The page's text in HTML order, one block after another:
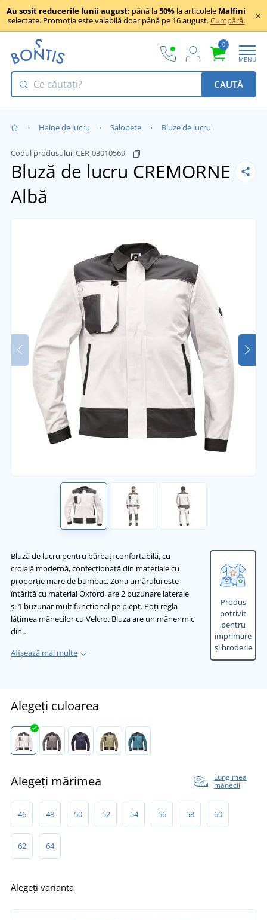
Au sosit reducerile lunii august: până la50% la articolele Malfini
selectate. Promoția este valabilă doar până pe 16 august.Cumpără.
0
MENU
CAUTĂ
Haine de lucru Salopete Bluze de lucru
Codul produsului:CER-03010569
Bluză de lucru CREMORNE
Albă
Bluză de lucru pentru bărbați confortabilă, cu
croială modernă, confecționată din materiale cu
proporție mare de bumbac. Zona umărului este
întărită cu material Oxford, are 2 buzunare laterale
și 1 buzunar multifuncțional pe piept. Poți regla
lățimea mânecilor cu Velcro. Bluza are un mâner mic
din…
Afișează mai multe
Produs
potrivit
pentru
imprimare
și broderie
Alegeți culoarea
Alegeți mărimea
Lungimea
mânecii
46 48 50 52 54 56 58 60
62 64
Alegeți varianta